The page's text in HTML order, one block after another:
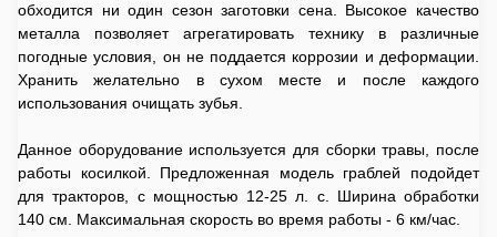
обходится ни один сезон заготовки сена. Высокое качество
металла позволяет агрегатировать технику в различные
погодные условия, он не поддается коррозии и деформации.
Хранить желательно в сухом месте и после каждого
использования очищать зубья.
Данное оборудование используется для сборки травы, после
работы косилкой. Предложенная модель граблей подойдет
для тракторов, с мощностью 12-25 л. с. Ширина обработки
140 см. Максимальная скорость во время работы - 6 км/час.